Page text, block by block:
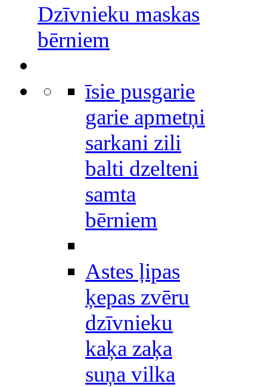
Dzīvnieku maskas
bērniem
īsie pusgarie
garie apmetņi
sarkani zili
balti dzelteni
samta
bērniem
Astes ļipas
ķepas zvēru
dzīvnieku
kaķa zaķa
suņa vilka